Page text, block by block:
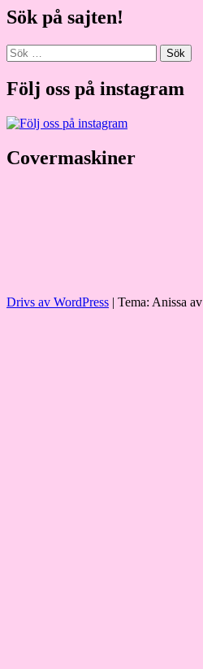
Sök på sajten!
Sök
efter:
Följ oss på instagram
Covermaskiner
Drivs av WordPress Tema: Anissa av